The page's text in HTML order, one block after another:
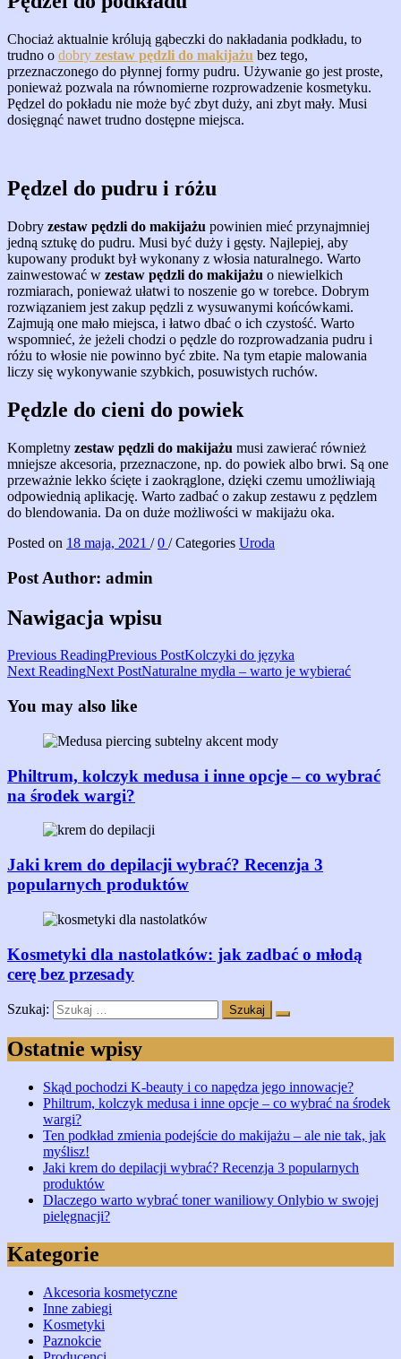
Chociaż aktualnie królują gąbeczki do nakładania podkładu, to
trudno o dobry zestaw pędzli do makijażu bez tego,
przeznaczonego do płynnej formy pudru. Używanie go jest proste,
ponieważ pozwala na równomierne rozprowadzenie kosmetyku.
Pędzel do pokładu nie może być zbyt duży, ani zbyt mały. Musi
dosięgnąć nawet trudno dostępne miejsca.
Pędzel do pudru i różu
Dobry zestaw pędzli do makijażu powinien mieć przynajmniej
jedną sztukę do pudru. Musi być duży i gęsty. Najlepiej, aby
kupowany produkt był wykonany z włosia naturalnego. Warto
zainwestować w zestaw pędzli do makijażu o niewielkich
rozmiarach, ponieważ ułatwi to noszenie go w torebce. Dobrym
rozwiązaniem jest zakup pędzli z wysuwanymi końcówkami.
Zajmują one mało miejsca, i łatwo dbać o ich czystość. Warto
wspomnieć, że jeżeli chodzi o pędzle do rozprowadzania pudru i
różu to włosie nie powinno być zbite. Na tym etapie malowania
liczy się wykonywanie szybkich, posuwistych ruchów.
Pędzle do cieni do powiek
Kompletny zestaw pędzli do makijażu musi zawierać również
mniejsze akcesoria, przeznaczone, np. do powiek albo brwi. Są one
przeważnie lekko ścięte i zaokrąglone, dzięki czemu umożliwiają
odpowiednią aplikację. Warto zadbać o zakup zestawu z pędzlem
do blendowania. Da on duże możliwości w makijażu oka.
Posted on 18 maja, 2021 / 0 / Categories Uroda
Post Author: admin
Nawigacja wpisu
Previous PostKolczyki do języka
Next PostNaturalne mydła – warto je wybierać
You may also like
Philtrum, kolczyk medusa i inne opcje – co wybrać
na środek wargi?
Jaki krem do depilacji wybrać? Recenzja 3
popularnych produktów
Kosmetyki dla nastolatków: jak zadbać o młodą
cerę bez przesady
Szukaj:
Ostatnie wpisy
Skąd pochodzi K-beauty i co napędza jego innowacje?
Philtrum, kolczyk medusa i inne opcje – co wybrać na środek
wargi?
Ten podkład zmienia podejście do makijażu – ale nie tak, jak
myślisz!
Jaki krem do depilacji wybrać? Recenzja 3 popularnych
produktów
Dlaczego warto wybrać toner waniliowy Onlybio w swojej
pielęgnacji?
Kategorie
Akcesoria kosmetyczne
Inne zabiegi
Kosmetyki
Paznokcie